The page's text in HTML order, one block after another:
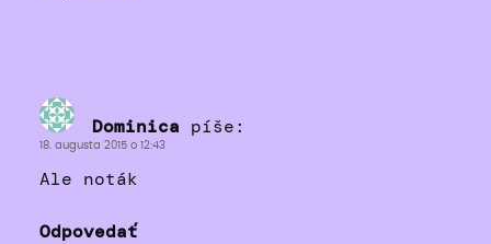
Dominica píše:
18. augusta 2015 o 12:43
Ale noták
Odpovedať